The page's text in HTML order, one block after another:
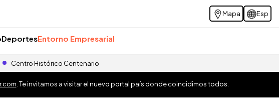
Mapa Esp
DeportesEntorno Empresarial
Centro Histórico Centenario
. Te invitamos a visitar el nuevo portal país donde coincidimos todos.